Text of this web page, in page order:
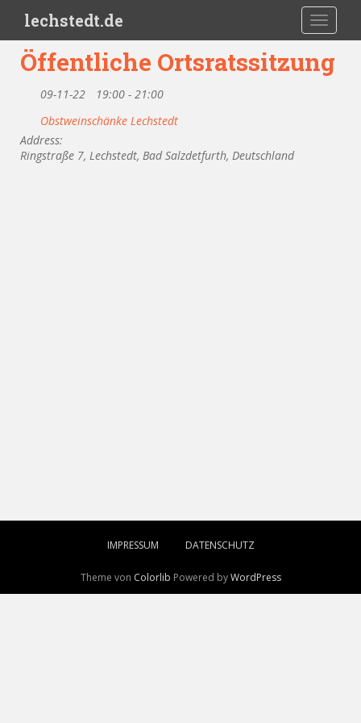
lechstedt.de
Öffentliche Ortsratssitzung
09-11-22
19:00 - 21:00
Obstweinschänke Lechstedt
Address:
Ringstraße 7, Lechstedt, Bad Salzdetfurth, Deutschland
IMPRESSUM DATENSCHUTZ
Theme von Colorlib Powered byWordPress